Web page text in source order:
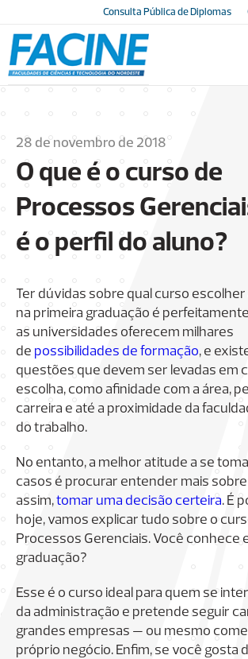
Consulta Pública de Diplomas
28 de novembro de 2018
O que é o curso de
Processos
é o perfil do aluno?
Ter dúvidas sobre qual curso
na primeira graduação é
as universidades oferecem milhares
de possibilidades de formação, e
questões que devem ser levadas em
escolha, como afinidade com a área,
carreira e até a proximidade da
do trabalho.
No entanto, a melhor atitude a se
casos é procurar entender mais
assim,tomar uma decisão certeira. É
hoje, vamos explicar tudo sobre o
Processos Gerenciais. Você conhece
graduação?
Esse é o curso ideal para quem se
da administração e pretende seguir
grandes empresas — ou mesmo
próprio negócio. Enfim, se você gosta